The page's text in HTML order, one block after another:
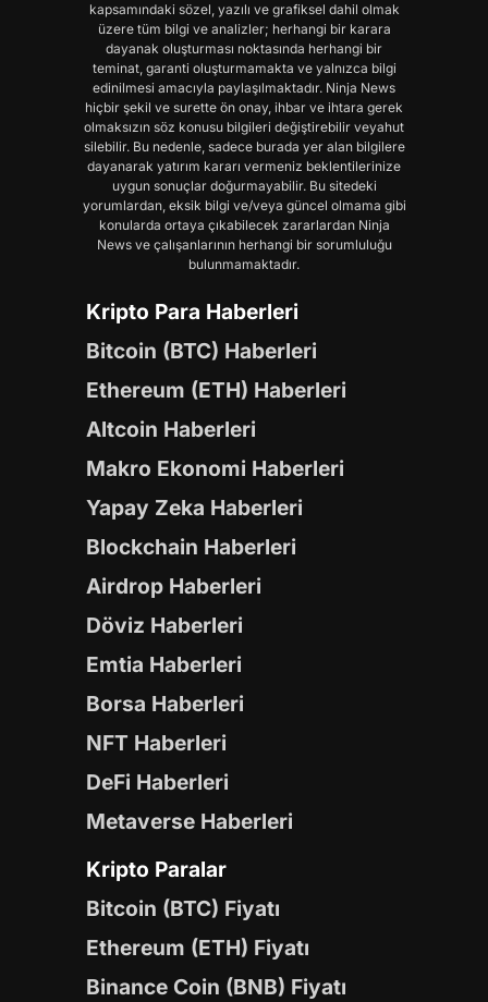
kapsamındaki sözel, yazılı ve grafiksel dahil olmak
üzere tüm bilgi ve analizler; herhangi bir karara
dayanak oluşturması noktasında herhangi bir
teminat, garanti oluşturmamakta ve yalnızca bilgi
edinilmesi amacıyla paylaşılmaktadır. Ninja News
hiçbir şekil ve surette ön onay, ihbar ve ihtara gerek
olmaksızın söz konusu bilgileri değiştirebilir veyahut
silebilir. Bu nedenle, sadece burada yer alan bilgilere
dayanarak yatırım kararı vermeniz beklentilerinize
uygun sonuçlar doğurmayabilir. Bu sitedeki
yorumlardan, eksik bilgi ve/veya güncel olmama gibi
konularda ortaya çıkabilecek zararlardan Ninja
News ve çalışanlarının herhangi bir sorumluluğu
bulunmamaktadır.
Kripto Para Haberleri
Bitcoin (BTC) Haberleri
Ethereum (ETH) Haberleri
Altcoin Haberleri
Makro Ekonomi Haberleri
Yapay Zeka Haberleri
Blockchain Haberleri
Airdrop Haberleri
Döviz Haberleri
Emtia Haberleri
Borsa Haberleri
NFT Haberleri
DeFi Haberleri
Metaverse Haberleri
Kripto Paralar
Bitcoin (BTC) Fiyatı
Ethereum (ETH) Fiyatı
Binance Coin (BNB) Fiyatı